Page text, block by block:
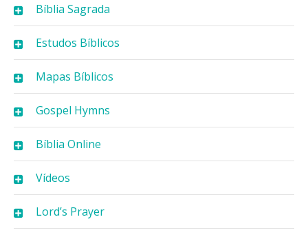
Bíblia Sagrada
Estudos Bíblicos
Mapas Bíblicos
Gospel Hymns
Bíblia Online
Vídeos
Lord’s Prayer